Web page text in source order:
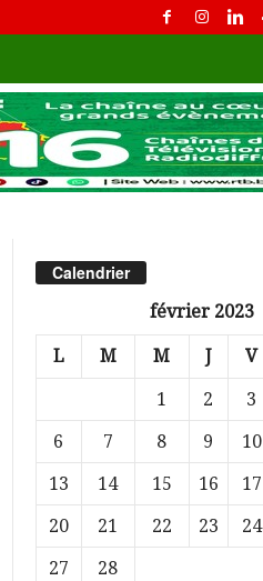
Calendrier
février 2023
L M M J V
1 2 3
6
7 8 9 10
13
14 15 16 17
20
21 22 23 24
27
28